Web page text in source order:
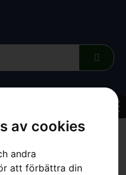
av cookies
andra
att förbättra din
120